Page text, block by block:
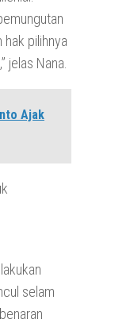
hak pilihnya
jelas Nana.
Ajak
selam